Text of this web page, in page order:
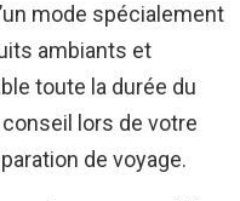
mode spécialement
ambiants et
toute la durée du
lors de votre
de voyage.